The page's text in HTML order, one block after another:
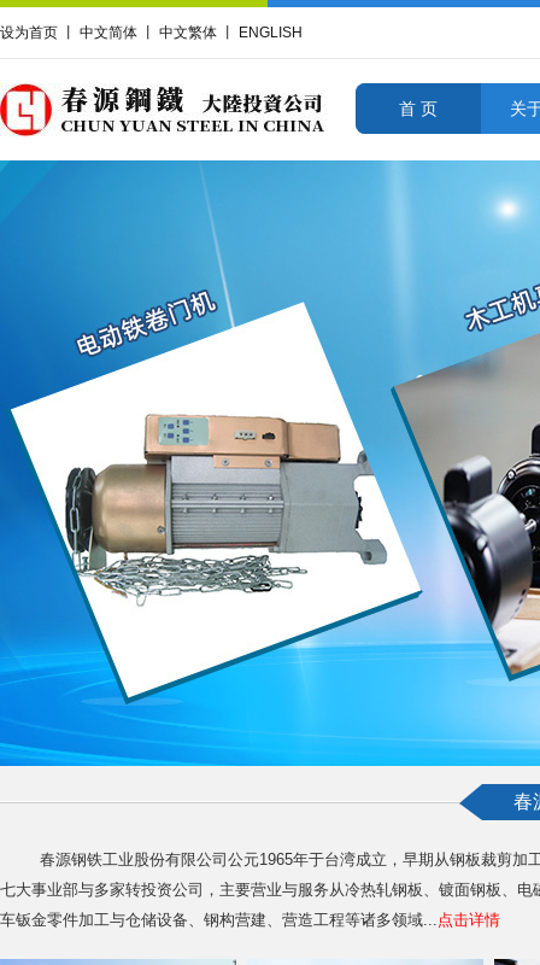
设为首页 中文简体 中文繁体 ENGLISH
首 页 关
春
春源钢铁工业股份有限公司公元1965年于台湾成立，早期从钢板裁剪
七大事业部与多家转投资公司，主要营业与服务从冷热轧钢板、镀面钢板、
车钣金零件加工与仓储设备、钢构营建、营造工程等诸多领域...点击详情